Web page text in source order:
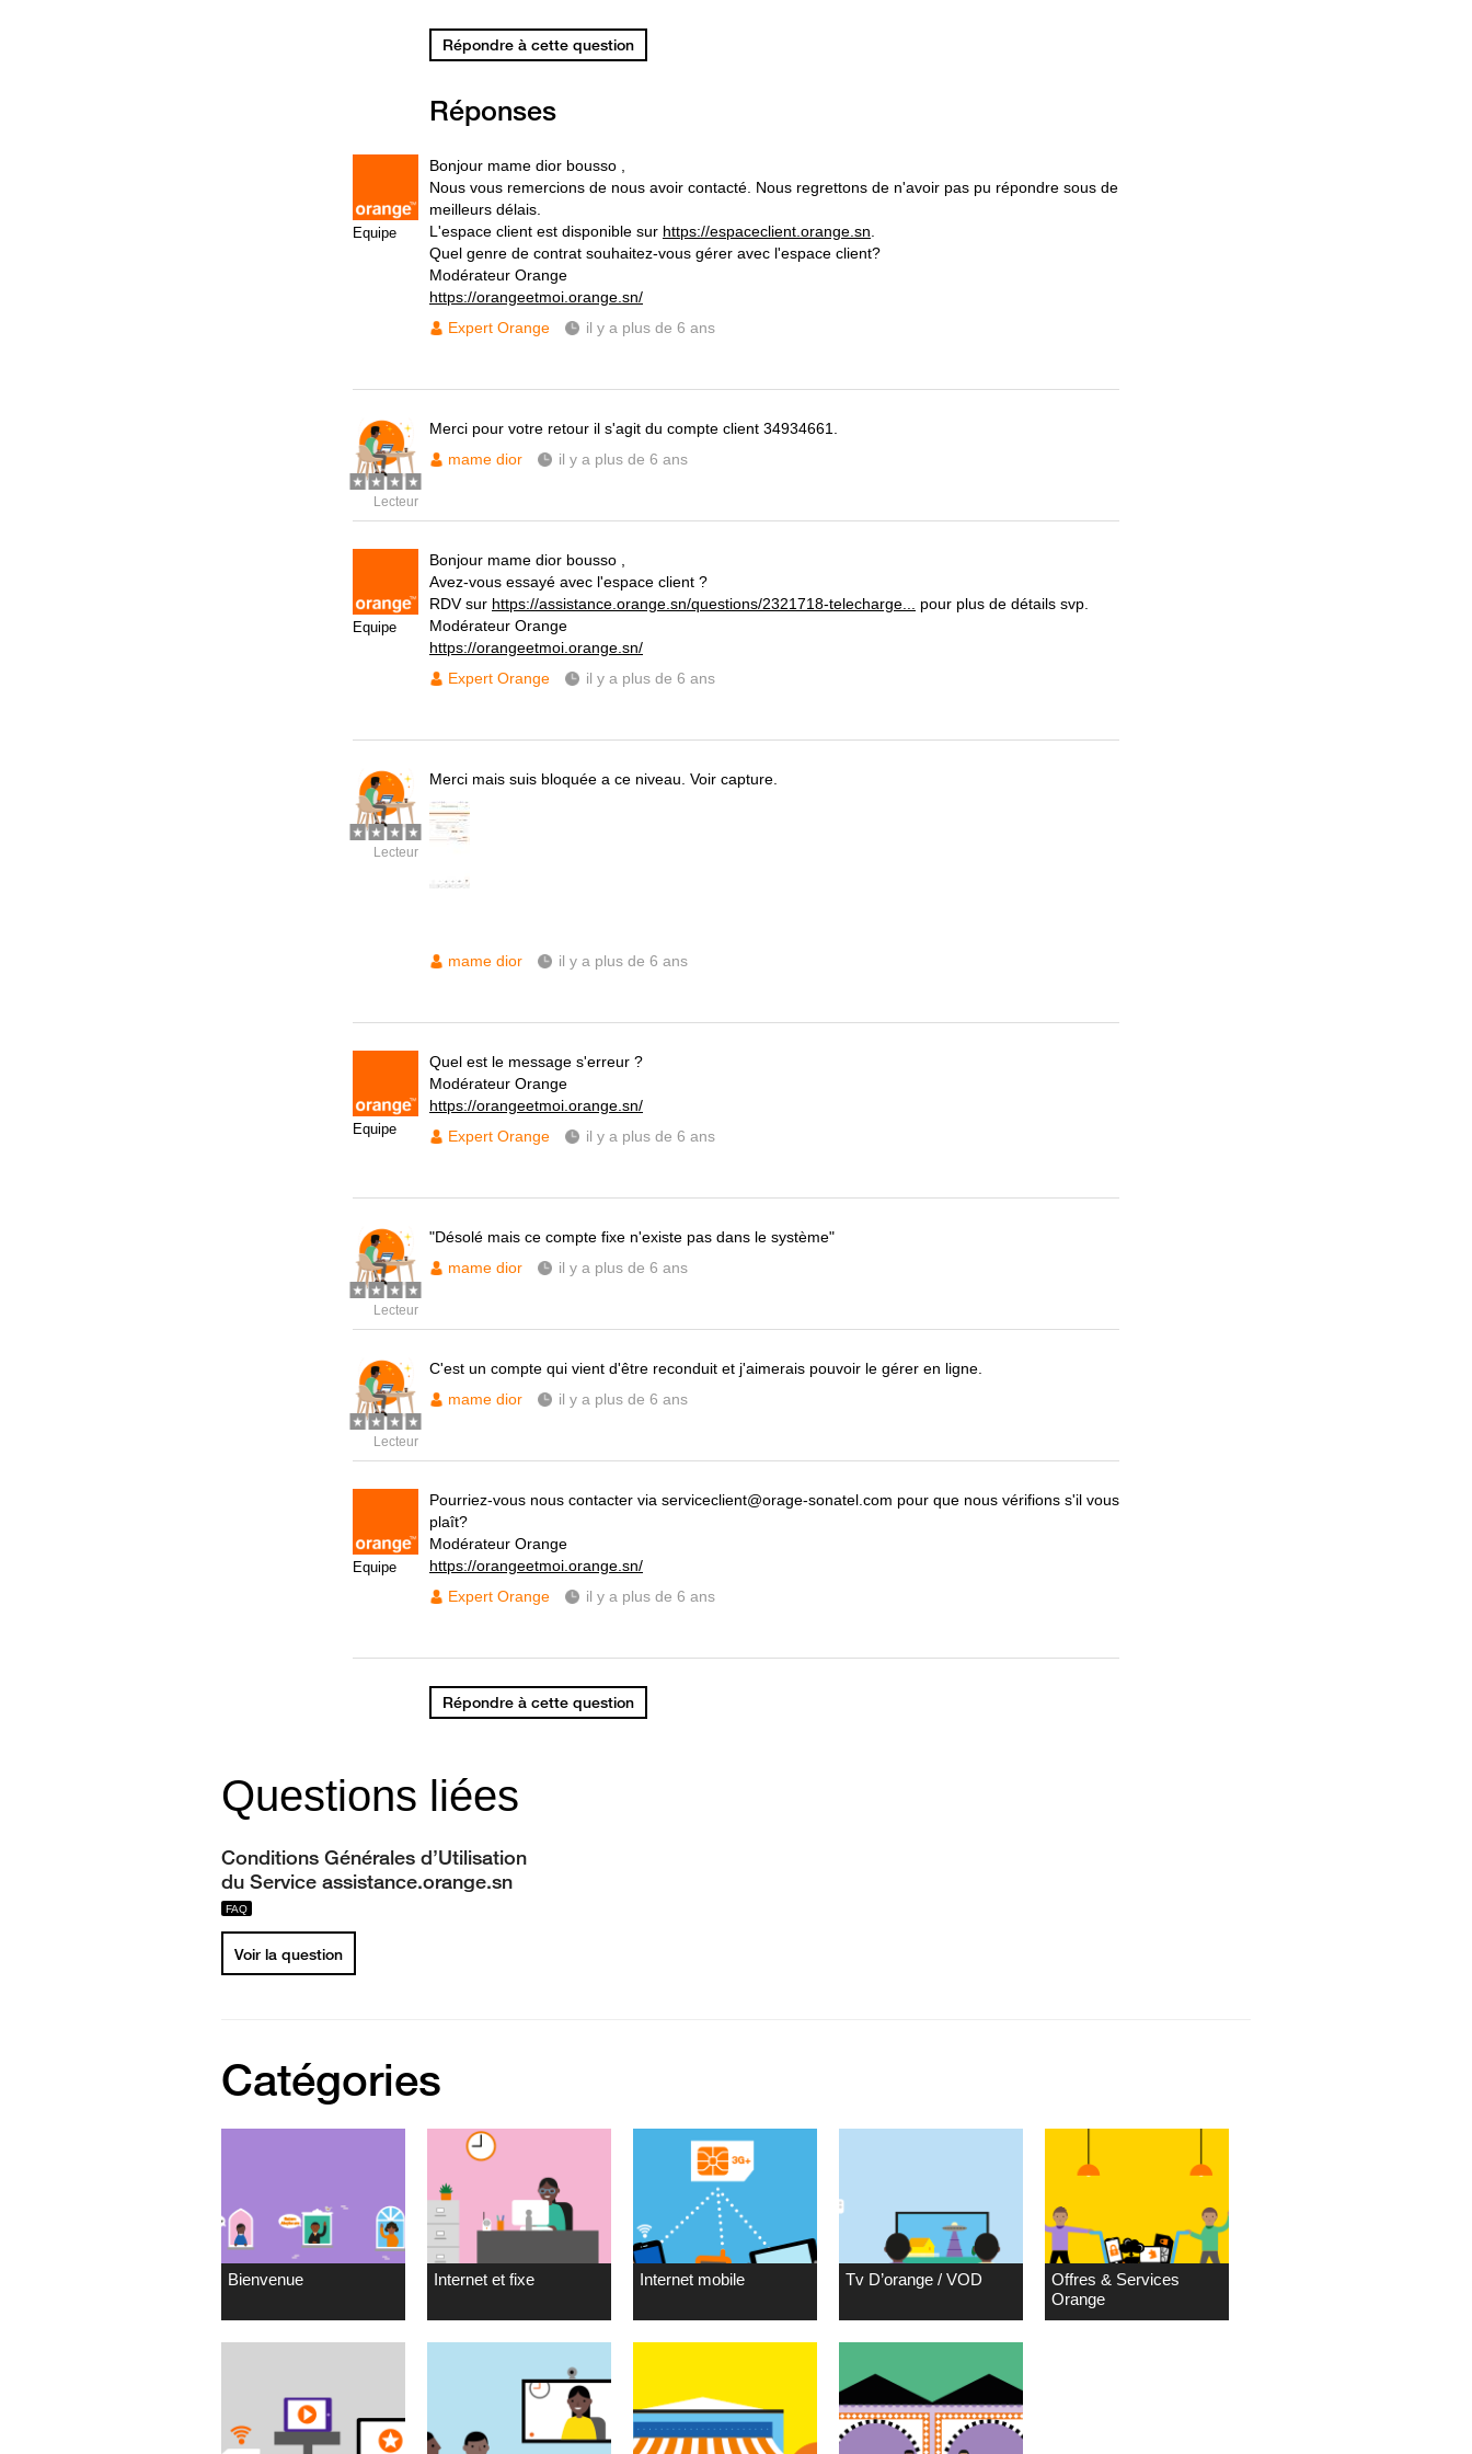
Répondre à cette question
Réponses
Equipe
Bonjour mame dior bousso ,
Nous vous remercions de nous avoir contacté. Nous regrettons de n'avoir pas pu répondre sous de
meilleurs délais.
L'espace client est disponible sur https://espaceclient.orange.sn
Quel genre de contrat souhaitez-vous gérer avec l'espace client?
Modérateur Orange
https://orangeetmoi.orange.sn/
Expert Orange
il y a plus de 6 ans
Lecteur
Merci pour votre retour il s'agit du compte client 34934661.
mame dior
il y a plus de 6 ans
Equipe
Bonjour mame dior bousso ,
Avez-vous essayé avec l'espace client ?
RDV sur https://assistance.orange.sn/questions/2321718-telecharge...
pour plus de détails svp.
Modérateur Orange
https://orangeetmoi.orange.sn/
Expert Orange
il y a plus de 6 ans
Lecteur
Merci mais suis bloquée a ce niveau. Voir capture.
mame dior il y a plus de 6 ans
Equipe
Quel est le message s'erreur ?
Modérateur Orange
https://orangeetmoi.orange.sn/
Expert Orange
il y a plus de 6 ans
Lecteur
"Désolé mais ce compte fixe n'existe pas dans le système"
mame dior
il y a plus de 6 ans
Lecteur
C'est un compte qui vient d'être reconduit et j'aimerais pouvoir le gérer en ligne.
mame dior
il y a plus de 6 ans
Equipe
Pourriez-vous nous contacter via serviceclient@orage-sonatel.com pour que nous vérifions s'il vous
plaît?
Modérateur Orange
https://orangeetmoi.orange.sn/
Expert Orange
il y a plus de 6 ans
Répondre à cette question
Questions liées
Conditions Générales d’Utilisation
du Service assistance.orange.sn
Voir la question
Catégories
Bienvenue Internet et fixe Internet mobile Tv D’orange / VOD
Offres & Services
Orange